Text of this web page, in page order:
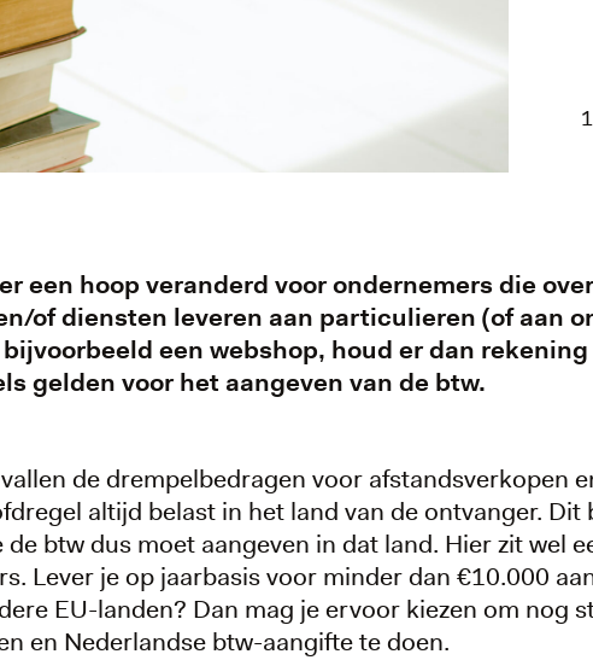
een hoop veranderd voor ondernemers die
of diensten leveren aan particulieren (of aan
een webshop, houd er dan
gelden voor het aangeven van de btw.
de drempelbedragen voor afstandsverkopen
altijd belast in het land van de ontvanger.
btw dus moet aangeven in dat land. Hier zit wel
Lever je op jaarbasis voor minder dan €10.000
EU-landen? Dan mag je ervoor kiezen om nog
en Nederlandse btw-aangifte te doen.